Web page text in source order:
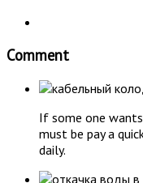
Comment
If some one
must be pay a
daily.